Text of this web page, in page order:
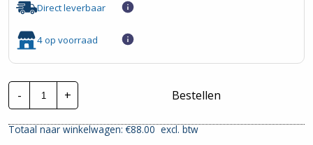
Direct leverbaar
4 op voorraad
-
Steinel
RS16
LED
|
+ Bestellen
Totaal naar winkelwagen: €88.00excl. btw